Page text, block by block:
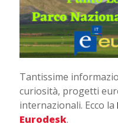
Tantissime
curiosità, progetti
internazionali. Ecco la
Eurodesk.